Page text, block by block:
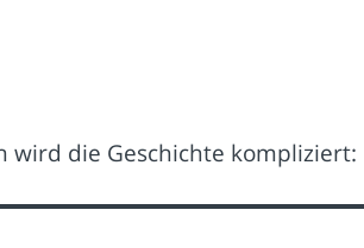
wird die Geschichte kompliziert: